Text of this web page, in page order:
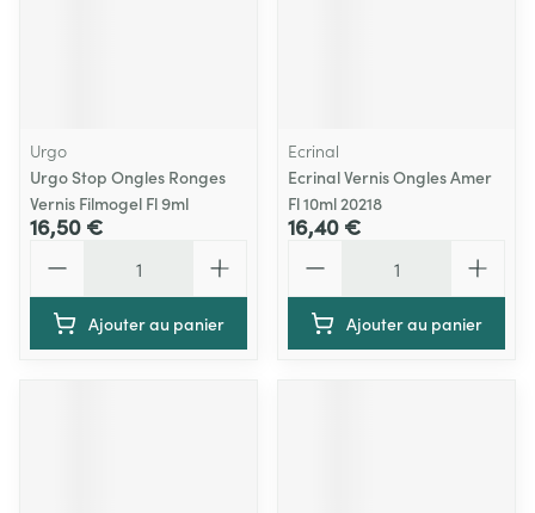
Urgo
Urgo Stop Ongles Ronges
Vernis Filmogel Fl 9ml
16,50 €
Ajouter au panier
Ecrinal
Ecrinal Vernis Ongles Amer
Fl 10ml 20218
16,40 €
Ajouter au panier